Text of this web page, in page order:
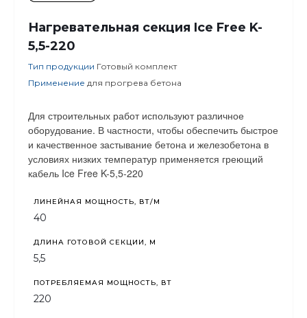
Нагревательная секция Ice Free K-
5,5-220
Тип продукции Готовый комплект
Применение для прогрева бетона
Для строительных работ используют различное
оборудование. В частности, чтобы обеспечить быстрое
и качественное застывание бетона и железобетона в
условиях низких температур применяется греющий
кабель Ice Free K-5,5-220
ЛИНЕЙНАЯ МОЩНОСТЬ, ВТ/М
40
ДЛИНА ГОТОВОЙ СЕКЦИИ, М
5,5
ПОТРЕБЛЯЕМАЯ МОЩНОСТЬ, ВТ
220